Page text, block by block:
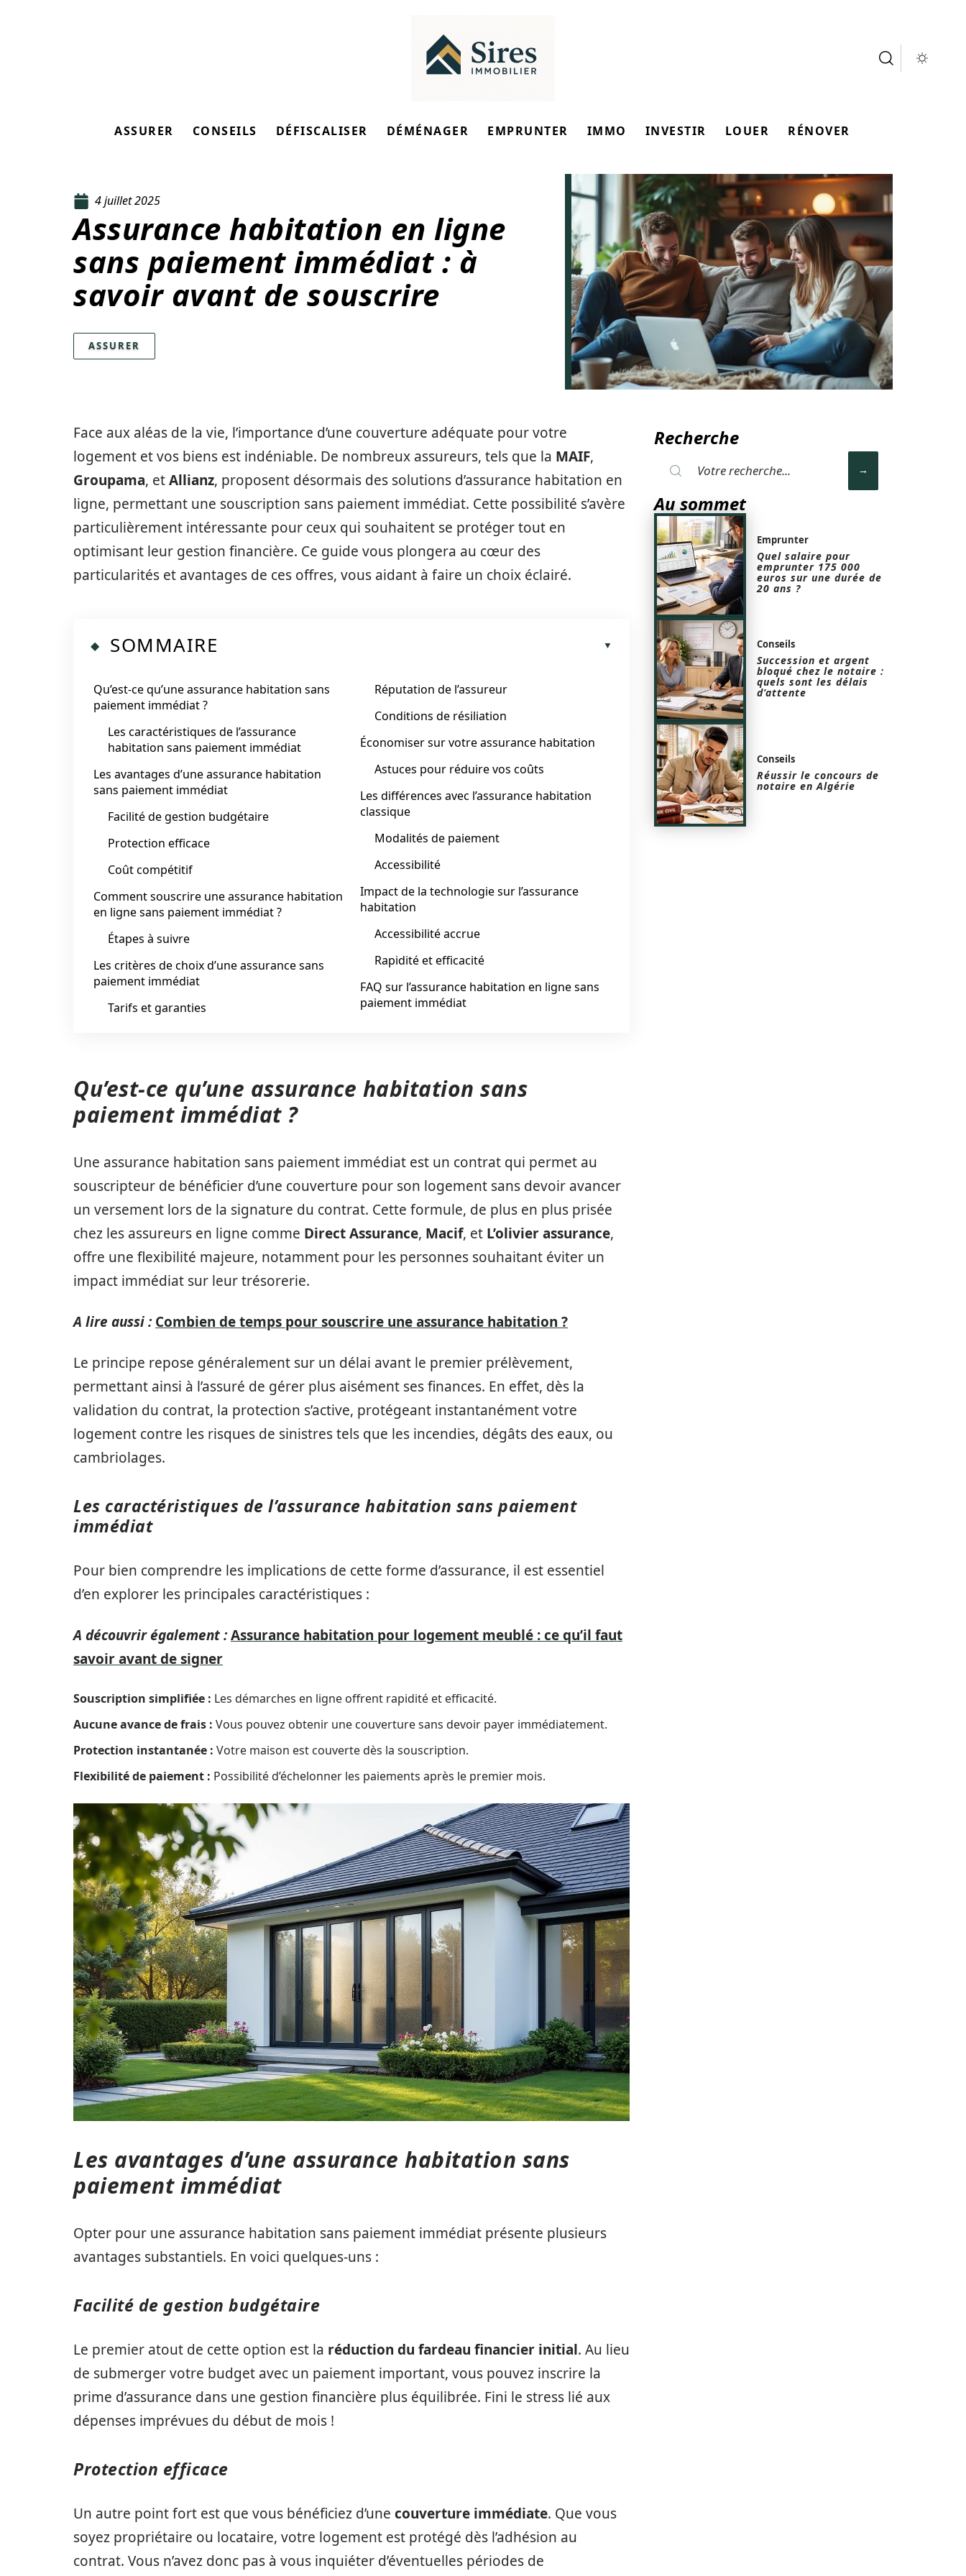
ASSURER CONSEILS DÉFISCALISER DÉMÉNAGER EMPRUNTER IMMO INVESTIR LOUER RÉNOVER
4 juillet 2025
Assurance habitation en ligne
sans paiement immédiat : à
savoir avant de souscrire
ASSURER
Face aux aléas de la vie, l’importance d’une couverture adéquate pour votre
logement et vos biens est indéniable. De nombreux assureurs, tels que la MAIF,
Groupama, etAllianz, proposent désormais des solutions d’assurance habitation en
ligne, permettant une souscription sans paiement immédiat. Cette possibilité s’avère
particulièrement intéressante pour ceux qui souhaitent se protéger tout en
optimisant leur gestion financière. Ce guide vous plongera au cœur des
particularités et avantages de ces offres, vous aidant à faire un choix éclairé.
SOMMAIRE
Qu’est-ce qu’une assurance habitation sans
paiement immédiat ?
Les caractéristiques de l’assurance
habitation sans paiement immédiat
Les avantages d’une assurance habitation
sans paiement immédiat
Facilité de gestion budgétaire
Protection efficace
Coût compétitif
Comment souscrire une assurance habitation
en ligne sans paiement immédiat ?
Étapes à suivre
Les critères de choix d’une assurance sans
paiement immédiat
Tarifs et garanties
Réputation de l’assureur
Conditions de résiliation
Économiser sur votre assurance habitation
Astuces pour réduire vos coûts
Les différences avec l’assurance habitation
classique
Modalités de paiement
Accessibilité
Impact de la technologie sur l’assurance
habitation
Accessibilité accrue
Rapidité et efficacité
FAQ sur l’assurance habitation en ligne sans
paiement immédiat
Qu’est-ce qu’une assurance habitation sans
paiement immédiat ?
Une assurance habitation sans paiement immédiat est un contrat qui permet au
souscripteur de bénéficier d’une couverture pour son logement sans devoir avancer
un versement lors de la signature du contrat. Cette formule, de plus en plus prisée
chez les assureurs en ligne comme Direct Assurance, Macif, et L’olivier assurance,
offre une flexibilité majeure, notamment pour les personnes souhaitant éviter un
impact immédiat sur leur trésorerie.
A lire aussi : Combien de temps pour souscrire une assurance habitation ?
Le principe repose généralement sur un délai avant le premier prélèvement,
permettant ainsi à l’assuré de gérer plus aisément ses finances. En effet, dès la
validation du contrat, la protection s’active, protégeant instantanément votre
logement contre les risques de sinistres tels que les incendies, dégâts des eaux, ou
cambriolages.
Les caractéristiques de l’assurance habitation sans paiement
immédiat
Pour bien comprendre les implications de cette forme d’assurance, il est essentiel
d’en explorer les principales caractéristiques :
A découvrir également :Assurance habitation pour logement meublé : ce qu’il faut
savoir avant de signer
Souscription simplifiée : Les démarches en ligne offrent rapidité et efficacité.
Aucune avance de frais : Vous pouvez obtenir une couverture sans devoir payer immédiatement.
Protection instantanée : Votre maison est couverte dès la souscription.
Flexibilité de paiement : Possibilité d’échelonner les paiements après le premier mois.
Les avantages d’une assurance habitation sans
paiement immédiat
Opter pour une assurance habitation sans paiement immédiat présente plusieurs
avantages substantiels. En voici quelques-uns :
Facilité de gestion budgétaire
Le premier atout de cette option est la réduction du fardeau financier initial. Au lieu
de submerger votre budget avec un paiement important, vous pouvez inscrire la
prime d’assurance dans une gestion financière plus équilibrée. Fini le stress lié aux
dépenses imprévues du début de mois !
Protection efficace
Un autre point fort est que vous bénéficiez d’une couverture immédiate. Que vous
soyez propriétaire ou locataire, votre logement est protégé dès l’adhésion au
contrat. Vous n’avez donc pas à vous inquiéter d’éventuelles périodes de
Recherche
Au sommet
Emprunter
Quel salaire pour
emprunter 175 000
euros sur une durée de
20 ans ?
Conseils
Succession et argent
bloqué chez le notaire :
quels sont les délais
d’attente
Conseils
Réussir le concours de
notaire en Algérie